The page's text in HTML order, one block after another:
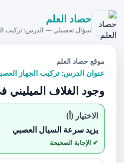
حصاد العلم
سؤال تحصيلي — الدرس: تركيب
موقع حصاد العلم
عنوان الدرس: تركيب الجهاز
وجود الغلاف الميليني
الاختيار (أ)
يزيد سرعة السيال العصبي